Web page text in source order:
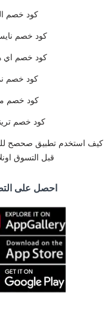
كود خصم
كود خصم
كود خصم اي
كود خصم
كود خصم
كود خصم
كيف استخدم تطبيق صحصح
قبل التسوق
احصل على